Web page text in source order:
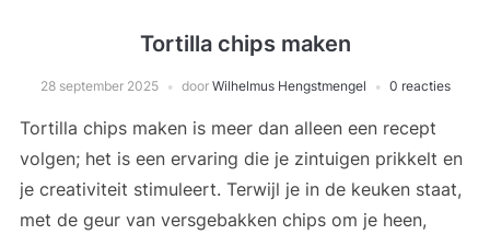
Tortilla chips maken
28 september 2025 door Wilhelmus Hengstmengel 0 reacties
Tortilla chips maken is meer dan alleen een recept
volgen; het is een ervaring die je zintuigen prikkelt en
je creativiteit stimuleert. Terwijl je in de keuken staat,
met de geur van versgebakken chips om je heen,